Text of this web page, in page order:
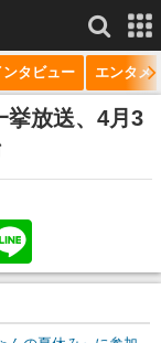
もっと見る
ンタビュー エンタメ
挙放送、4月3